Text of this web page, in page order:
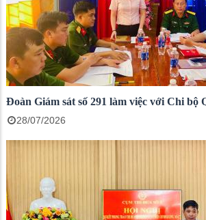
Đoàn Giám sát số 291 làm việc với Chi bộ
28/07/2026